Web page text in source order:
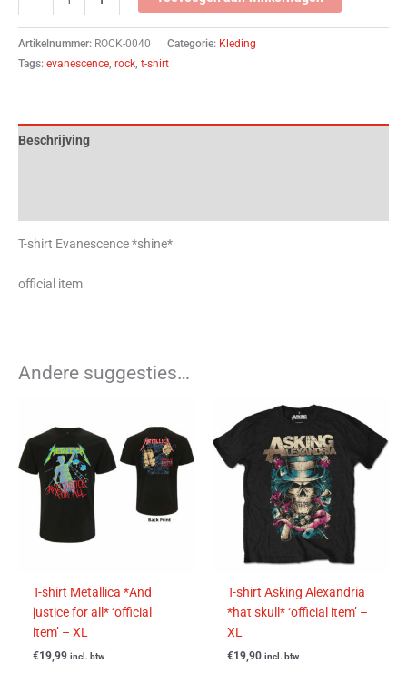
Artikelnummer: ROCK-0040 Categorie: Kleding
Tags: evanescence, rock, t-shirt
Beschrijving
T-shirt Evanescence *shine*
official item
Andere suggesties…
T-shirt Metallica *And
justice for all* ‘official
item’ – XL
€19,99 incl. btw
T-shirt Asking Alexandria
*hat skull* ‘official item’ –
XL
€19,90 incl. btw